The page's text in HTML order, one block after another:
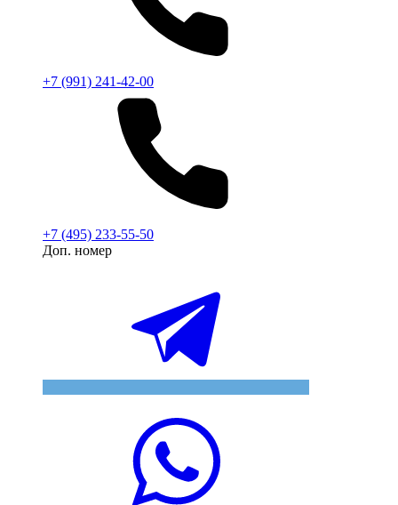
+7 (991) 241-42-00
+7 (495) 233-55-50
Доп. номер